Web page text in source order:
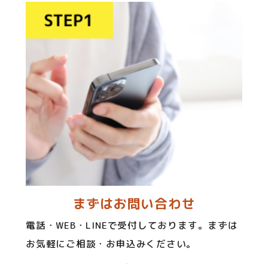
まずはお問い合わせ
電話・WEB・LINEで受付しております。まずは
お気軽にご相談・お申込みください。